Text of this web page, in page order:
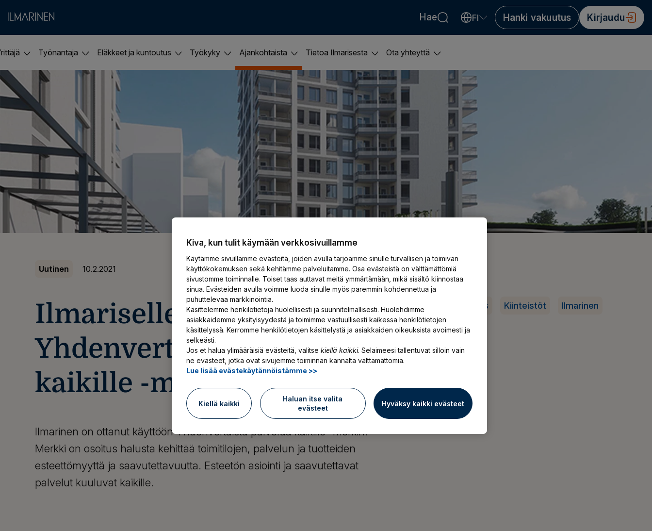
Hae FI
Valitse kieli Välj språk Choose language
Hanki vakuutus Kirjaudu
Työnantaja Eläkkeet ja kuntoutus Työkyky Ajankohtaista Tietoa Ilmarisesta Ota yhteyttä
Uutinen 10.2.2021
Ilmariselle
Yhdenvertaista palvelua
kaikille -merkki
Ilmarinen on ottanut käyttöön Yhdenvertaista palvelua kaikille -merkin.
Merkki on osoitus halusta kehittää toimitilojen, palvelun ja tuotteiden
esteettömyyttä ja saavutettavuutta. Esteetön asiointi ja saavutettavat
palvelut kuuluvat kaikille.
Vastuullisuus Kiinteistöt Ilmarinen
Kiva, kun tulit käymään verkkosivuillamme
Käytämme sivuillamme evästeitä, joiden avulla tarjoamme sinulle turvallisen ja toimivan
käyttökokemuksen sekä kehitämme palveluitamme. Osa evästeistä on välttämättömiä
sivustomme toiminnalle. Toiset taas auttavat meitä ymmärtämään, mikä sisältö kiinnostaa
sinua. Evästeiden avulla voimme luoda sinulle myös paremmin kohdennettua ja
puhuttelevaa markkinointia.
Käsittelemme henkilötietoja huolellisesti ja suunnitelmallisesti. Huolehdimme
asiakkaidemme yksityisyydestä ja toimimme vastuullisesti kaikessa henkilötietojen
käsittelyssä. Kerromme henkilötietojen käsittelystä ja asiakkaiden oikeuksista avoimesti ja
selkeästi.
Jos et halua ylimääräisiä evästeitä, valitse kiellä kaikki. Selaimeesi tallentuvat silloin vain
ne evästeet, jotka ovat sivujemme toiminnan kannalta välttämättömiä.
Lue lisää evästekäytännöistämme >>
Kiellä kaikki
Haluan itse valita
evästeet
Hyväksy kaikki evästeet